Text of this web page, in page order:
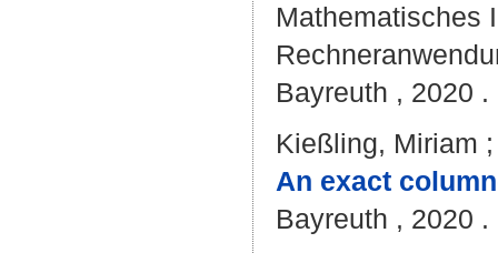
Mathematisches
Bayreuth , 2020 .
Kießling, Miriam
An exact
Bayreuth , 2020 .